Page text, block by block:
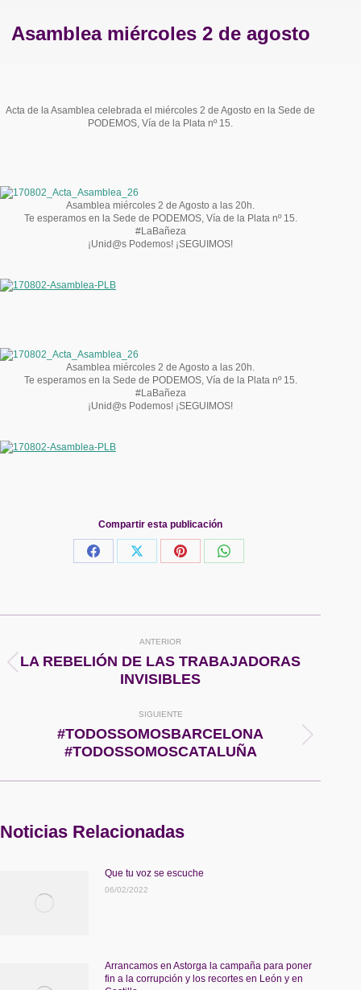
Asamblea miércoles 2 de agosto
Acta de la Asamblea celebrada el miércoles 2 de Agosto en la Sede de
PODEMOS, Vía de la Plata nº 15.
Asamblea miércoles 2 de Agosto a las 20h.
Te esperamos en la Sede de PODEMOS, Vía de la Plata nº 15.
#LaBañeza
¡Unid@s Podemos! ¡SEGUIMOS!
Asamblea miércoles 2 de Agosto a las 20h.
Te esperamos en la Sede de PODEMOS, Vía de la Plata nº 15.
#LaBañeza
¡Unid@s Podemos! ¡SEGUIMOS!
Compartir esta publicación
Share
Share
Share
Share
entre
ANTERIOR
Publicación
anterior:
LA REBELIÓN DE LAS TRABAJADORAS
INVISIBLES
SIGUIENTE
Publicación
siguiente:
#TODOSSOMOSBARCELONA
#TODOSSOMOSCATALUÑA
Noticias Relacionadas
Que tu voz se escuche
06/02/2022
Arrancamos en Astorga la campaña para poner
fin a la corrupción y los recortes en León y en